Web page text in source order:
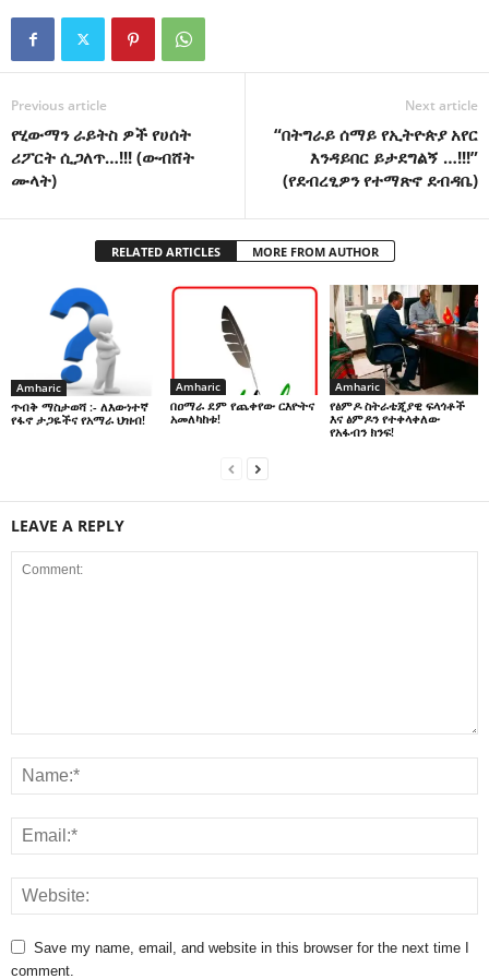
Previous article
የሂውማን ራይትስ ዎች የሀሰት
ሪፖርት ሲጋለጥ…!!! (ውብሸት
ሙላት)
Next article
“በትግራይ ሰማይ የኢትዮጵያ አየር
እንዳይበር ይታደግልኝ …!!!”
(የደብረፂዎን የተማጽኖ ደብዳቤ)
RELATED ARTICLES MORE FROM AUTHOR
Amharic
ጥብቅ ማስታወሻ :- ለእውነተኛ
የፋኖ ታጋዬችና የአማራ ህዝብ!
Amharic
በዐማራ ደም የጨቀየው ርእዮትና
አመለካከቱ!
Amharic
የፅምዶ ስትራቴጂያዊ ፍላጎቶች
እና ፅምዶን የተቀላቀለው
የአፋብን ክንፍ!
LEAVE A REPLY
Save my name, email, and website in this browser for the next time I
comment.